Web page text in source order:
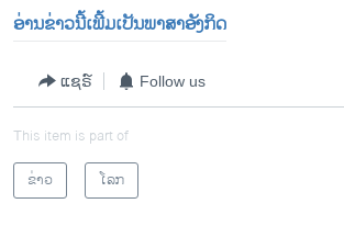
ອ່ານ​ຂ່າວນີ້​ເພີ້ມ​ເປັນ​ພາ​ສາ​ອັງ​ກິດ
ແຊຣ໌ Follow us
This item is part of
ຂ່າວ
ໂລກ